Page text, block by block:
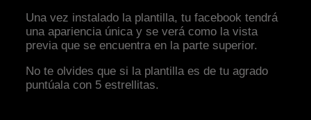
Una vez instalado la plantilla, tu facebook tendrá
una apariencia única y se verá como la vista
previa que se encuentra en la parte superior.
No te olvides que si la plantilla es de tu agrado
puntúala con 5 estrellitas.